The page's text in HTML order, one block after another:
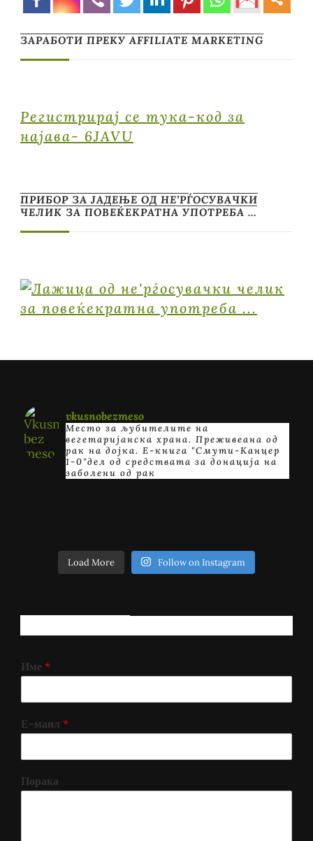
ЗАРАБОТИ ПРЕКУ AFFILIATE MARKETING
Регистрирај се тука-код за
најава- 6JAVU
ПРИБОР ЗА ЈАДЕЊЕ ОД НЕ’РЃОСУВАЧКИ
ЧЕЛИК ЗА ПОВЕЌЕКРАТНА УПОТРЕБА …
vkusnobezmeso
Место за љубителите на
вегетаријанска храна. Преживеана од
рак на дојка. E-книга "Смути-Канцер
1-0"дел од средствата за донација на
заболени од рак
Load More Follow on Instagram
Име *
Е-маил *
Порака